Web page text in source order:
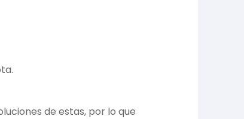
de estas, por lo que